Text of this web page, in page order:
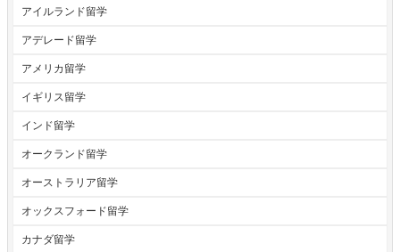
アイルランド留学
アデレード留学
アメリカ留学
イギリス留学
インド留学
オークランド留学
オーストラリア留学
オックスフォード留学
カナダ留学